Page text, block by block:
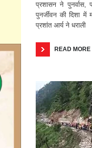
प्रशासन ने पुनर्वास,
पुनर्जीवन की दिशा में
प्रशांत आर्य ने धराली
READ MORE